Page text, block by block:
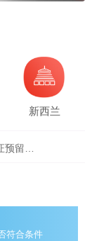
新西兰
预留…
度…
手了…
符合条件